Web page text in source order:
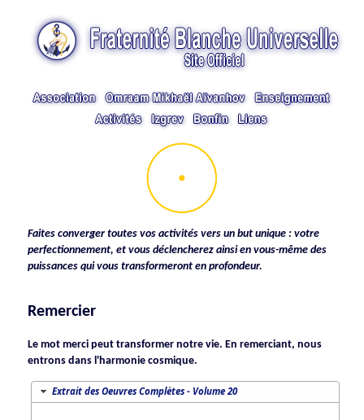
Faites converger toutes vos activités vers un but unique : votre
perfectionnement, et vous déclencherez ainsi en vous-même des
puissances qui vous transformeront en profondeur.
Remercier
Le mot merci peut transformer notre vie. En remerciant, nous
entrons dans l'harmonie cosmique.
Extrait des Oeuvres Complètes - Volume 20